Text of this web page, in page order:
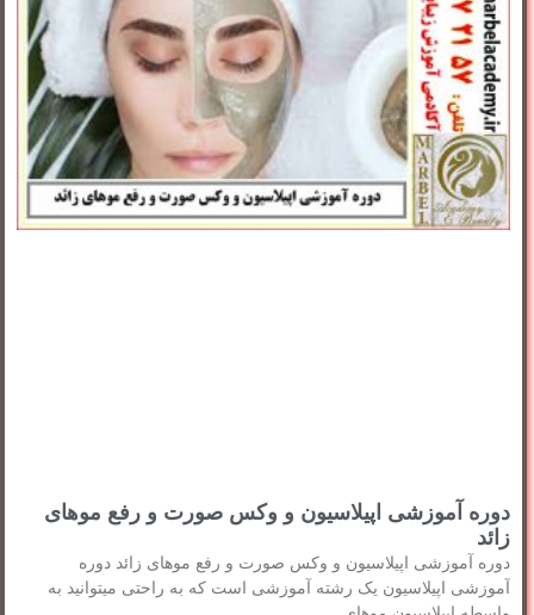
دوره آموزشی اپیلاسیون و وکس صورت و رفع موهای
زائد
دوره آموزشی اپیلاسیون و وکس صورت و رفع موهای زائد دوره
آموزشی اپیلاسیون یک رشته آموزشی است که به راحتی میتوانید به